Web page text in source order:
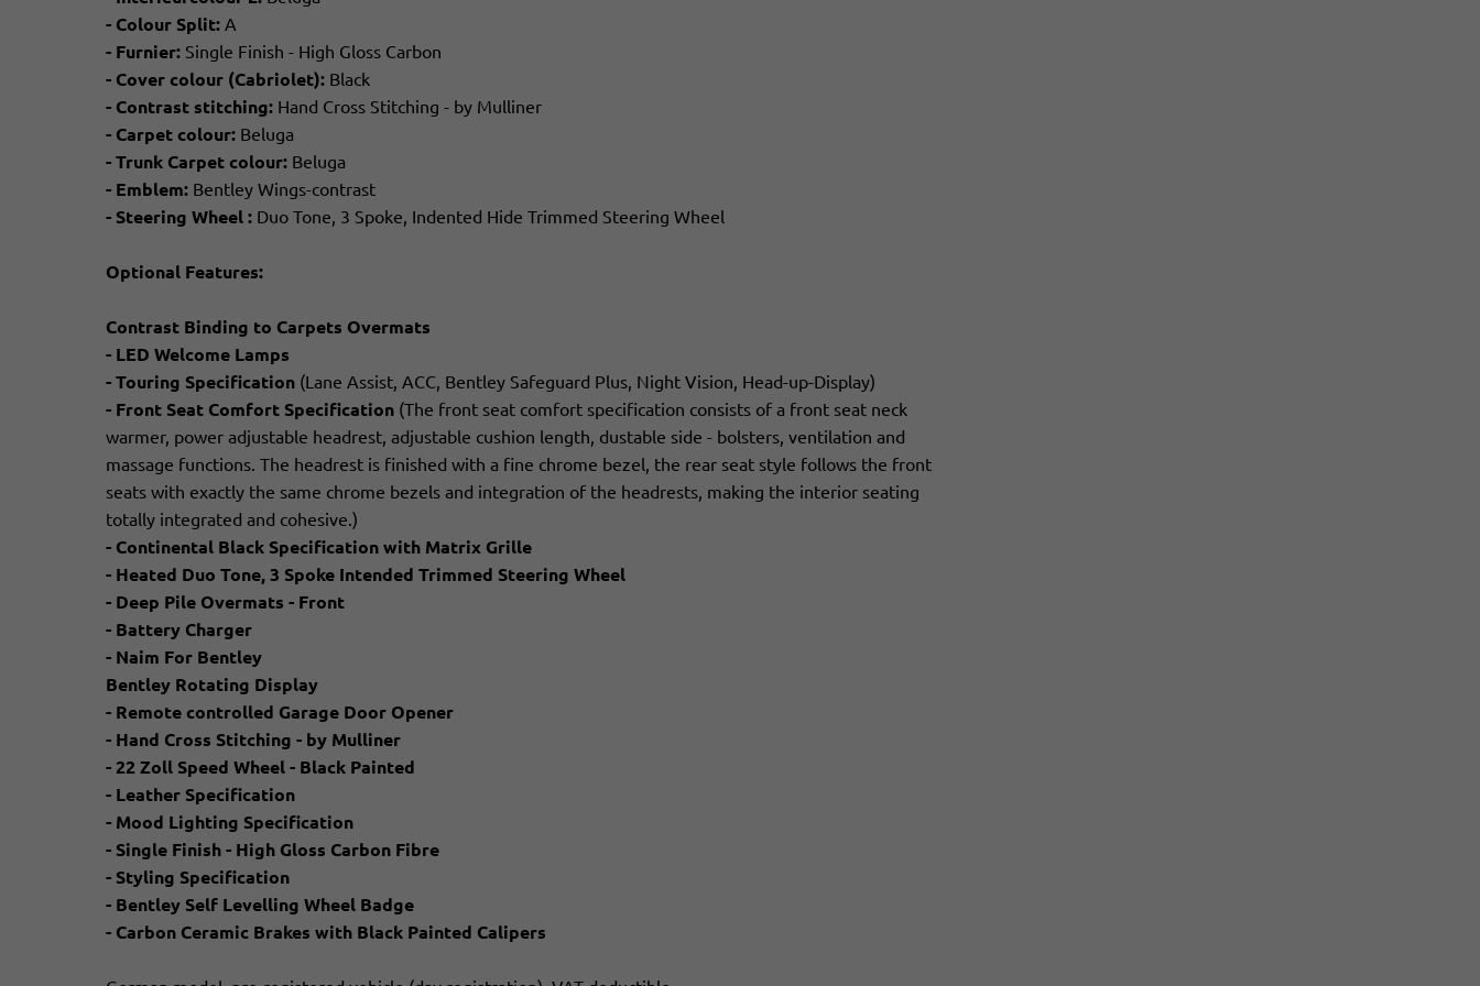
- Colour Split: A
- Furnier: Single Finish - High Gloss Carbon
- Cover colour (Cabriolet): Black
- Contrast stitching: Hand Cross Stitching - by Mulliner
- Carpet colour: Beluga
- Trunk Carpet colour: Beluga
- Emblem: Bentley Wings-contrast
- Steering Wheel : Duo Tone, 3 Spoke, Indented Hide Trimmed Steering Wheel
Optional Features:
Contrast Binding to Carpets Overmats
- LED Welcome Lamps
- Touring Specification (Lane Assist, ACC, Bentley Safeguard Plus, Night Vision, Head-up-Display)
- Front Seat Comfort Specification (The front seat comfort specification consists of a front seat neck
warmer, power adjustable headrest, adjustable cushion length, dustable side - bolsters, ventilation and
massage functions. The headrest is finished with a fine chrome bezel, the rear seat style follows the front
seats with exactly the same chrome bezels and integration of the headrests, making the interior seating
totally integrated and cohesive.)
- Continental Black Specification with Matrix Grille
- Heated Duo Tone, 3 Spoke Intended Trimmed Steering Wheel
- Deep Pile Overmats - Front
- Battery Charger
- Naim For Bentley
Bentley Rotating Display
- Remote controlled Garage Door Opener
- Hand Cross Stitching - by Mulliner
- 22 Zoll Speed Wheel - Black Painted
- Leather Specification
- Mood Lighting Specification
- Single Finish - High Gloss Carbon Fibre
- Styling Specification
- Bentley Self Levelling Wheel Badge
- Carbon Ceramic Brakes with Black Painted Calipers